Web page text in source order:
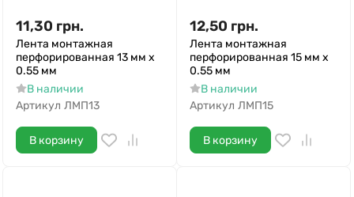
11,30 грн.
Лента монтажная
перфорированная 13 мм х
0.55 мм
В наличии
Артикул ЛМП13
В корзину
12,50 грн.
Лента монтажная
перфорированная 15 мм х
0.55 мм
В наличии
Артикул ЛМП15
В корзину